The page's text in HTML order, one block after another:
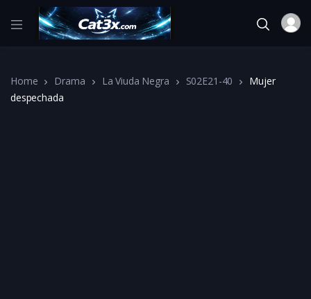
Home Drama La Viuda Negra S02E21-40
Mujer
despechada